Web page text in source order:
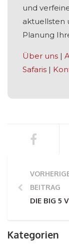
und
aktuellsten
Planung
Über uns |
Safaris |
BEITRAG
DIE BIG 5
Kategorien